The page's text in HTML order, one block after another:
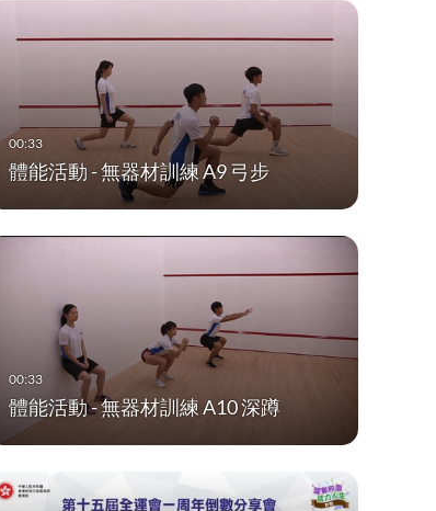
體能活動 - 無器材訓練 A9 弓步
體能活動 - 無器材訓練 A10 深蹲